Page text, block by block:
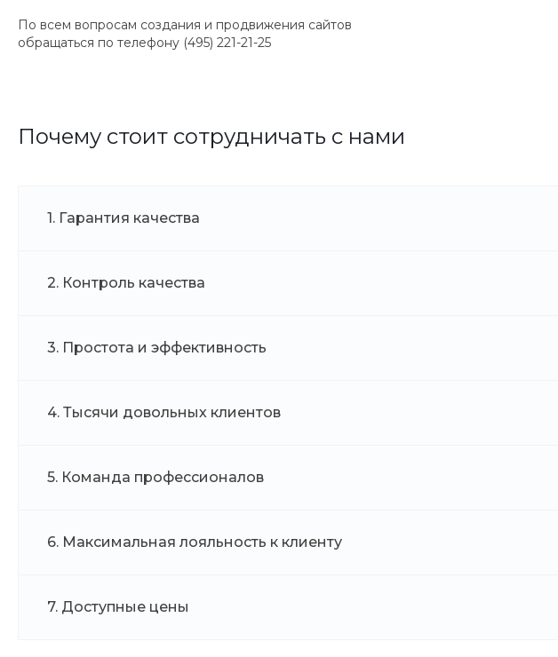
По всем вопросам создания и продвижения сайтов
обращаться по телефону (495) 221-21-25
Почему стоит сотрудничать с нами
1. Гарантия качества
2. Контроль качества
3. Простота и эффективность
4. Тысячи довольных клиентов
5. Команда профессионалов
6. Максимальная лояльность к клиенту
7. Доступные цены